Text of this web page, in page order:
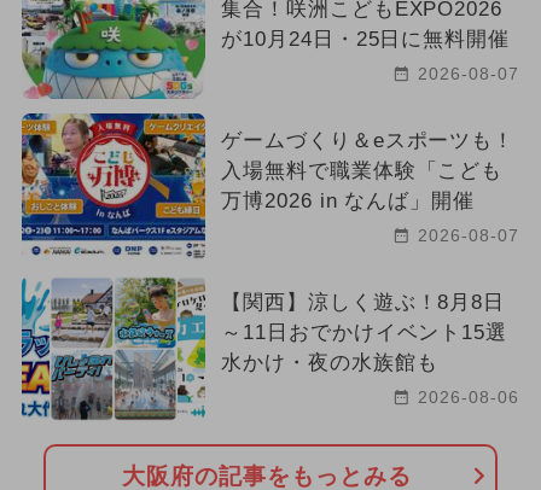
集合！咲洲こどもEXPO2026
が10月24日・25日に無料開催
2026-08-07
ゲームづくり＆eスポーツも！
入場無料で職業体験「こども
万博2026 in なんば」開催
2026-08-07
【関西】涼しく遊ぶ！8月8日
～11日おでかけイベント15選
水かけ・夜の水族館も
2026-08-06
大阪府の記事をもっとみる